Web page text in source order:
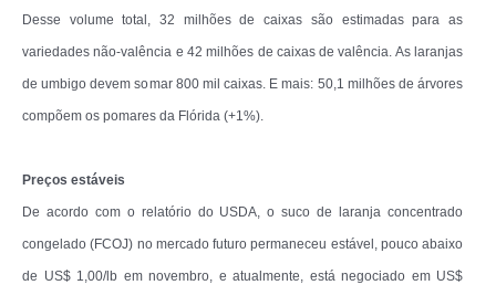
Desse volume total, 32 milhões de caixas são estimadas para as
variedades não-valência e 42 milhões de caixas de valência. As laranjas
de umbigo devem somar 800 mil caixas. E mais: 50,1 milhões de árvores
compõem os pomares da Flórida (+1%).
Preços estáveis
De acordo com o relatório do USDA, o suco de laranja concentrado
congelado (FCOJ) no mercado futuro permaneceu estável, pouco abaixo
de US$ 1,00/lb em novembro, e atualmente, está negociado em US$